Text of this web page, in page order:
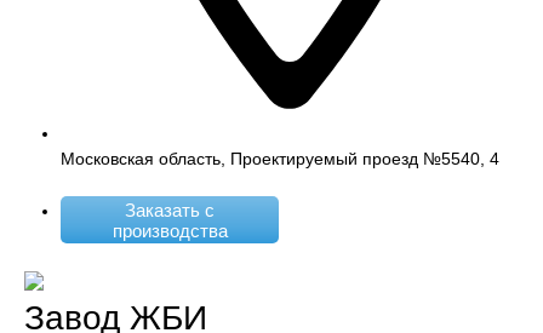
Московская область, Проектируемый проезд №5540, 4
Заказать с
производства
Завод ЖБИ